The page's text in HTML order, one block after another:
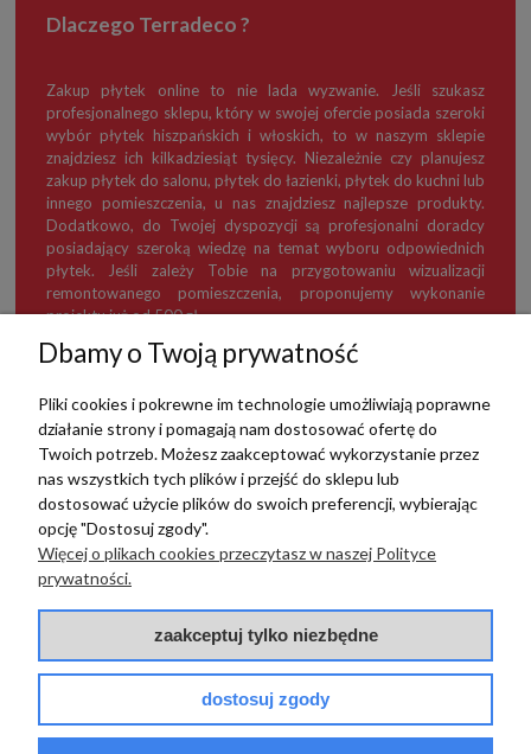
Dlaczego Terradeco ?
Zakup płytek online to nie lada wyzwanie. Jeśli szukasz
profesjonalnego sklepu, który w swojej ofercie posiada szeroki
wybór płytek hiszpańskich i włoskich, to w naszym sklepie
znajdziesz ich kilkadziesiąt tysięcy. Niezależnie czy planujesz
zakup płytek do salonu, płytek do łazienki, płytek do kuchni lub
innego pomieszczenia, u nas znajdziesz najlepsze produkty.
Dodatkowo, do Twojej dyspozycji są profesjonalni doradcy
posiadający szeroką wiedzę na temat wyboru odpowiednich
płytek. Jeśli zależy Tobie na przygotowaniu wizualizacji
remontowanego pomieszczenia, proponujemy wykonanie
projektu już od 500 zł.
TERRADECO
BAZA WIEDZY
PŁATNOŚCI I DOSTAWA
Dbamy o Twoją prywatność
Pliki cookies i pokrewne im technologie umożliwiają poprawne
działanie strony i pomagają nam dostosować ofertę do
Twoich potrzeb. Możesz zaakceptować wykorzystanie przez
nas wszystkich tych plików i przejść do sklepu lub
dostosować użycie plików do swoich preferencji, wybierając
opcję "Dostosuj zgody".
Więcej o plikach cookies przeczytasz w naszej Polityce
prywatności.
zaakceptuj tylko niezbędne
dostosuj zgody